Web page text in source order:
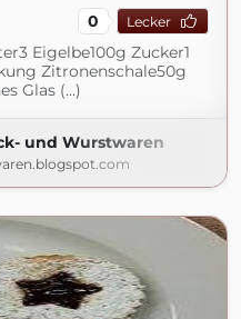
0 Lecker
Eigelbe100g Zucker1
Zitronenschale50g
Glas (...)
und Wurstwaren